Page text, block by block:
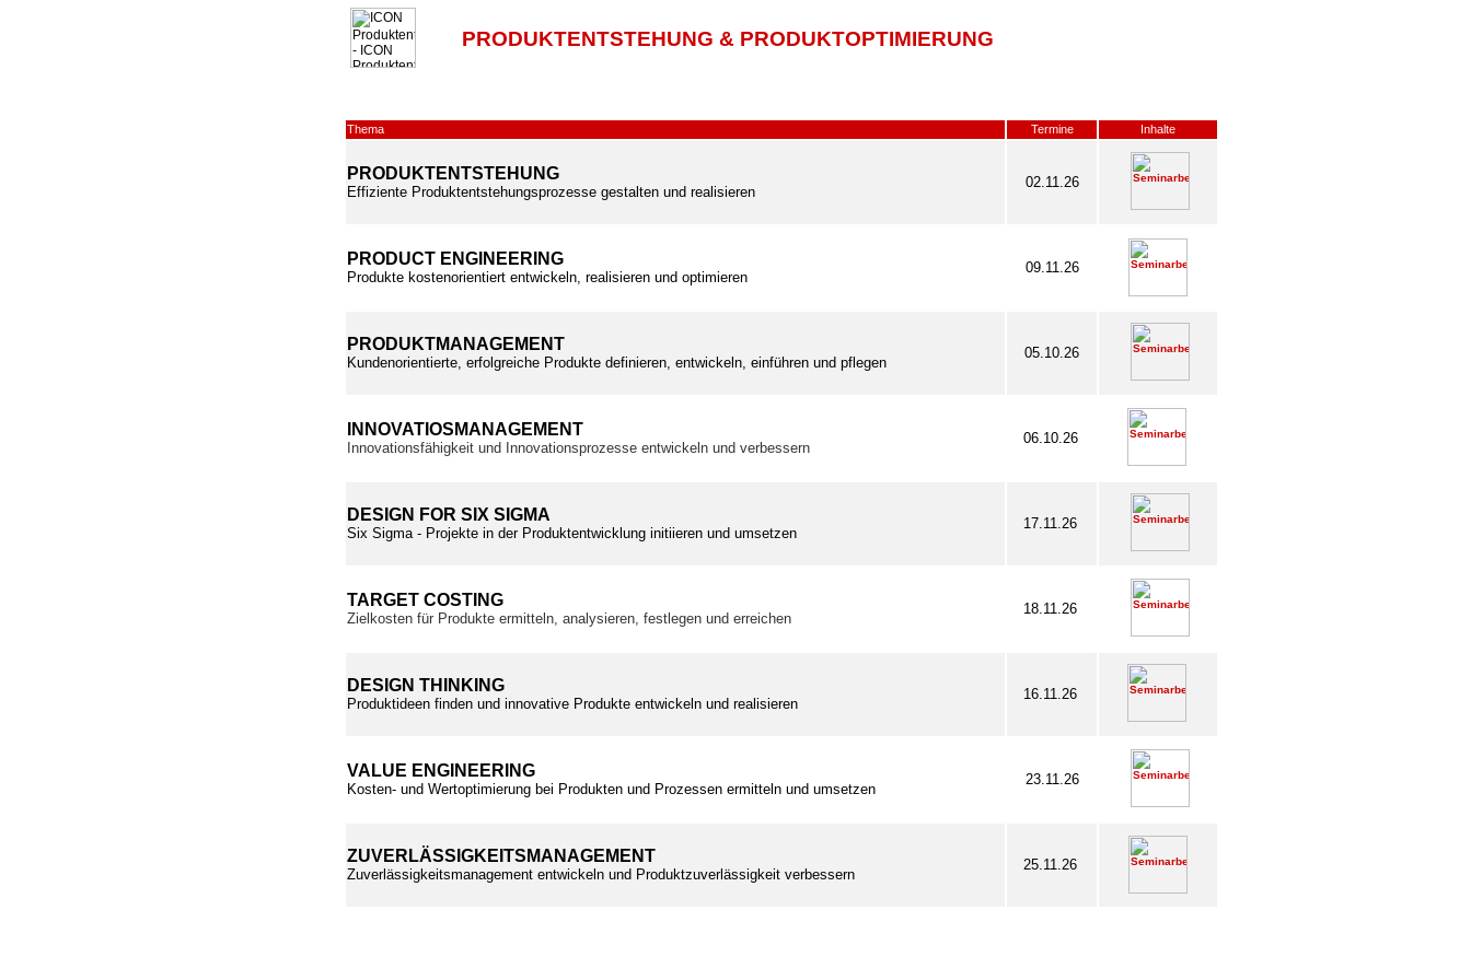
PRODUKTENTSTEHUNG & PRODUKTOPTIMIERUNG
Thema Termine Inhalte
PRODUKTENTSTEHUNG
Effiziente Produktentstehungsprozesse gestalten und realisieren
02.11.26
PRODUCT ENGINEERING
Produkte kostenorientiert entwickeln, realisieren und optimieren
09.11.26
PRODUKTMANAGEMENT
Kundenorientierte, erfolgreiche Produkte definieren, entwickeln, einführen und pflegen
05.10.26
INNOVATIOSMANAGEMENT
Innovationsfähigkeit und Innovationsprozesse entwickeln und verbessern
06.10.26
DESIGN FOR SIX SIGMA
Six Sigma - Projekte in der Produktentwicklung initiieren und umsetzen
17.11.26
TARGET COSTING
Zielkosten für Produkte ermitteln, analysieren, festlegen und erreichen
18.11.26
DESIGN THINKING
Produktideen finden und innovative Produkte entwickeln und realisieren
16.11.26
VALUE ENGINEERING
Kosten- und Wertoptimierung bei Produkten und Prozessen ermitteln und umsetzen
23.11.26
ZUVERLÄSSIGKEITSMANAGEMENT
Zuverlässigkeitsmanagement entwickeln und Produktzuverlässigkeit verbessern
25.11.26